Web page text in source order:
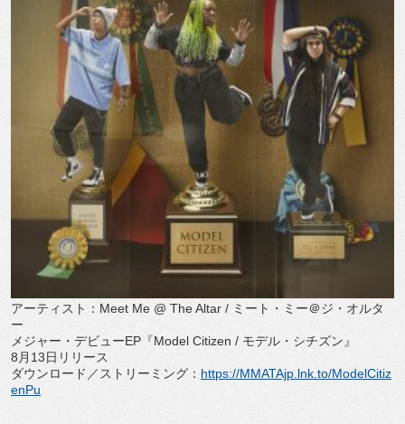
アーティスト： Meet Me @ The Altar / ミート・ミー＠ジ・オルタ
ー
メジャー・デビューEP 『Model Citizen / モデル・シチズン』
8月 13日リリース
ダウンロード／ストリーミング： https://MMATAjp.lnk.to/ModelCitiz
enPu